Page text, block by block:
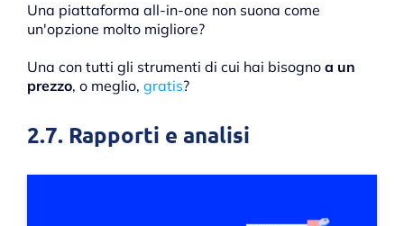
Una piattaforma all-in-one non suona come
un'opzione molto migliore?
Una con tutti gli strumenti di cui hai bisogno a un
prezzo, o meglio, gratis?
2.7. Rapporti e analisi